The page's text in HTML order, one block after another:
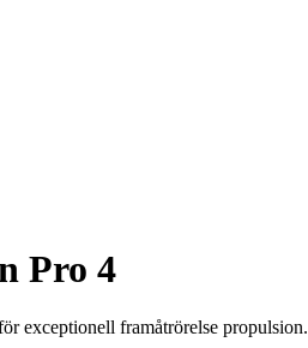
Pro 4
exceptionell framåtrörelse propulsion.